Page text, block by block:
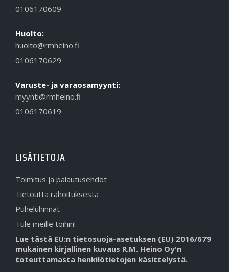
0106170609
Huolto:
huolto@rmheino.fi
0106170629
Varuste- ja varaosamyynti:
myynti@rmheino.fi
0106170619
LISÄTIETOJA
Toimitus ja palautusehdot
Tietoutta rahoituksesta
Puheluhinnat
Tule meille töihin!
Lue tästä EU:n tietosuoja-asetuksen (EU) 2016/679
mukainen kirjallinen kuvaus R.M. Heino Oy'n
toteuttamasta henkilötietojen käsittelystä.